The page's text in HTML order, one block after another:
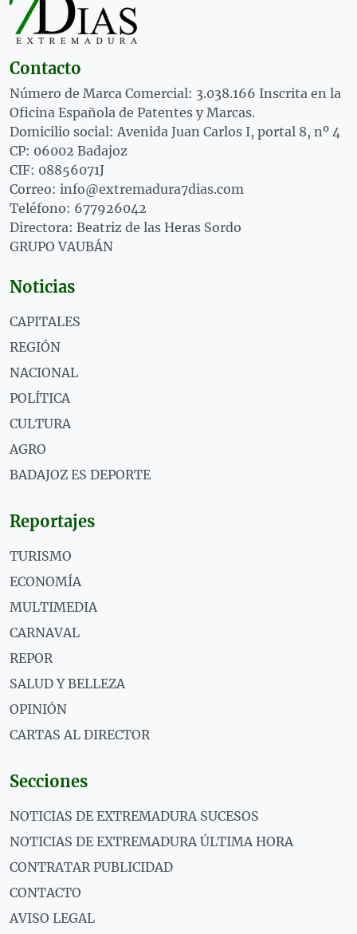
Contacto
Número de Marca Comercial: 3.038.166 Inscrita en la
Oficina Española de Patentes y Marcas.
Domicilio social: Avenida Juan Carlos I, portal 8, nº 4
CP: 06002 Badajoz
CIF: 08856071J
Correo: info@extremadura7dias.com
Teléfono: 677926042
Directora: Beatriz de las Heras Sordo
GRUPO VAUBÁN
Noticias
CAPITALES
REGIÓN
NACIONAL
POLÍTICA
CULTURA
AGRO
BADAJOZ ES DEPORTE
Reportajes
TURISMO
ECONOMÍA
MULTIMEDIA
CARNAVAL
REPOR
SALUD Y BELLEZA
OPINIÓN
CARTAS AL DIRECTOR
Secciones
NOTICIAS DE EXTREMADURA SUCESOS
NOTICIAS DE EXTREMADURA ÚLTIMA HORA
CONTRATAR PUBLICIDAD
CONTACTO
AVISO LEGAL